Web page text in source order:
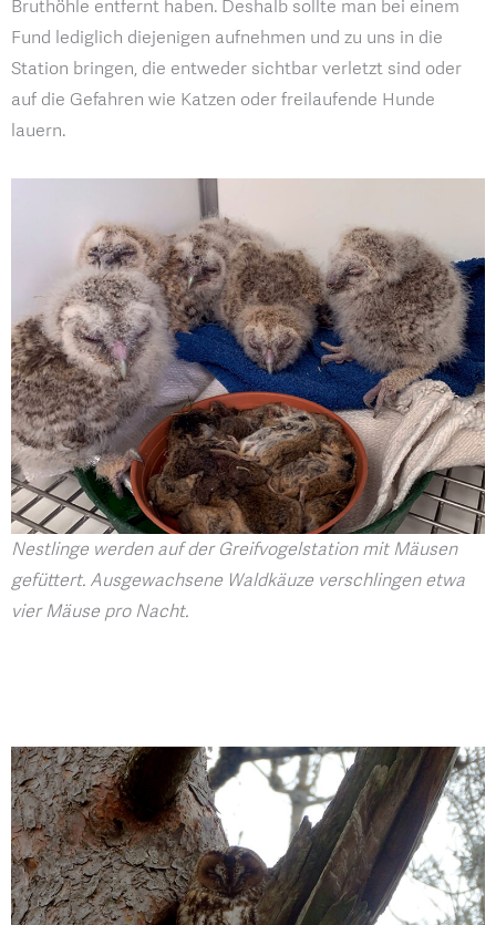
Bruthöhle entfernt haben. Deshalb sollte man bei einem
Fund lediglich diejenigen aufnehmen und zu uns in die
Station bringen, die entweder sichtbar verletzt sind oder
auf die Gefahren wie Katzen oder freilaufende Hunde
lauern.
Nestlinge werden auf der Greifvogelstation mit Mäusen
gefüttert. Ausgewachsene Waldkäuze verschlingen etwa
vier Mäuse pro Nacht.